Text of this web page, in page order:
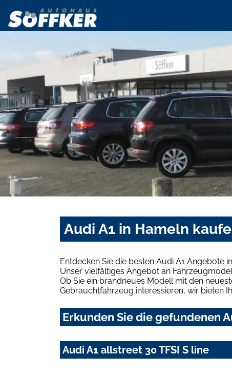
Audi A1 in Hameln
Entdecken Sie die besten Audi A1 Angebote
Unser vielfältiges Angebot an
Ob Sie ein brandneues Modell mit den
Gebrauchtfahrzeug interessieren, wir bieten
Erkunden Sie die gefundenen
Audi A1 allstreet 30 TFSI S line